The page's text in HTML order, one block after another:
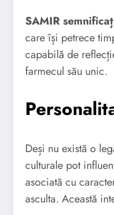
SAMIR
care își petrece
capabilă de
farmecul său unic.
Deși nu există o
culturale pot
asociată cu
asculta. Această